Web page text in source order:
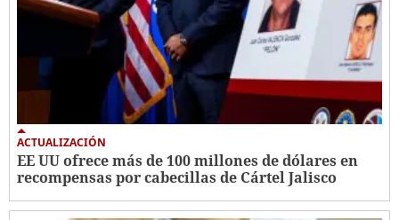
ACTUALIZACIÓN
EE UU ofrece más de 100 millones de dólares en
recompensas por cabecillas de Cártel Jalisco